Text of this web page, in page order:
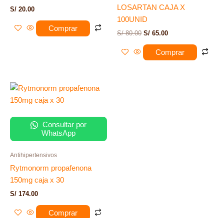
S/ 20.00
Comprar
LOSARTAN CAJA X
100UNID
S/80.00 S/ 65.00
Comprar
Consultar por
WhatsApp
Antihipertensivos
Rytmonorm propafenona
150mg caja x 30
S/ 174.00
Comprar